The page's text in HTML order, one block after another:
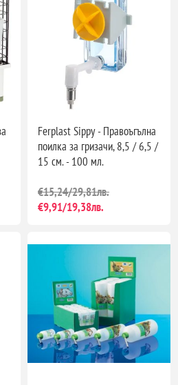
Ferplast Sippy - Правоъгълна
поилка за гризачи, 8,5 / 6,5 /
15 см. - 100 мл.
€15,24/29,81лв.
€9,91/19,38лв.